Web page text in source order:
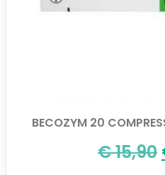
BECOZYM 20
€15,90